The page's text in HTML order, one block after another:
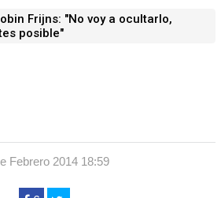
Frijns: "No voy a ocultarlo,
posible"
Febrero 2014 18:59